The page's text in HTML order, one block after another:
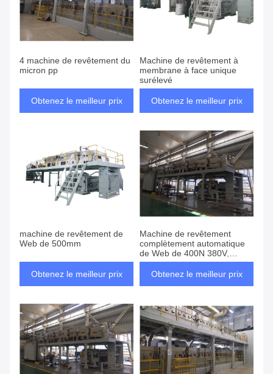
4 machine de revêtement du
micron pp
Obtenez le meilleur prix
Machine de revêtement à
membrane à face unique
surélevé
Obtenez le meilleur prix
machine de revêtement de
Web de 500mm
Obtenez le meilleur prix
Machine de revêtement
complètement automatique
de Web de 400N 380V,
machine de revêtement à
grande vitesse
Obtenez le meilleur prix